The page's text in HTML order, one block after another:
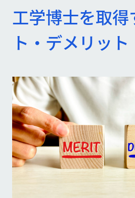
工学博士を取得
ト・デメリット